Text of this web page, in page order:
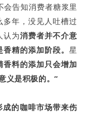
告知消费者糖浆里
年，没见人吐槽过
认为消费者并不介意
香精的添加阶段。星
香料的添加只会增加
义是积极的。”
的咖啡市场带来伤